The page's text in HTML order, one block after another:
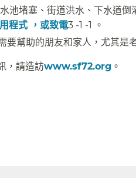
池堵塞、街道洪水、下水道
程式 ，或致電3 -1 -1 。​​
要幫助的朋友和家人，尤其是
，請造訪www.sf72.org 。​​